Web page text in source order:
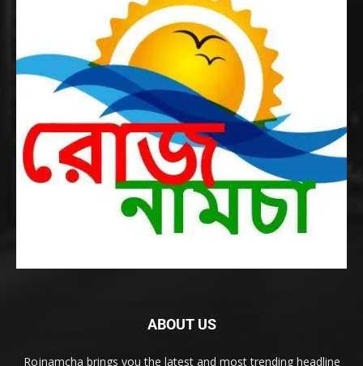
ABOUT US
Rojnamcha brings you the latest and most trending headline